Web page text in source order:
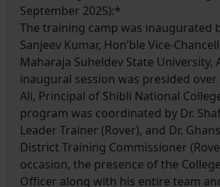
September 2025):*
The training camp was inaugurated
Sanjeev Kumar, Hon’ble Vice-
Maharaja Suheldev State University,
inaugural session was presided
Ali, Principal of Shibli National
program was coordinated by Dr.
Leader Trainer (Rover), and Dr.
District Training Commissioner
occasion, the presence of the
Officer along with his entire team